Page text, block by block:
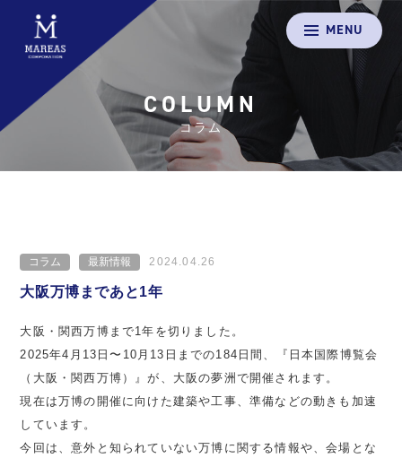
MENU
COLUMN
コラム
コラム 最新情報 2024.04.26
大阪万博まであと1年
大阪・関西万博まで1年を切りました。
2025年4月13日〜10月13日までの184日間、『日本国際博覧会
（大阪・関西万博）』が、大阪の夢洲で開催されます。
現在は万博の開催に向けた建築や工事、準備などの動きも加速
しています。
今回は、意外と知られていない万博に関する情報や、会場とな